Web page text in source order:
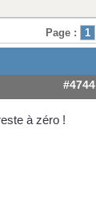
Page : 1
#4744
à zéro !